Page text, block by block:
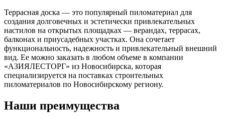
Террасная доска — это популярный пиломатериал для
создания долговечных и эстетически привлекательных
настилов на открытых площадках — верандах, террасах,
балконах и приусадебных участках. Она сочетает
функциональность, надежность и привлекательный внешний
вид. Ее можно заказать в любом объеме в компании
«АЗИЯЛЕСТОРГ» из Новосибирска, которая
специализируется на поставках строительных
пиломатериалов по Новосибирскому региону.
Наши преимущества